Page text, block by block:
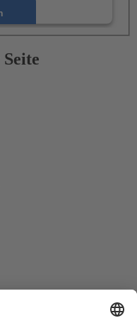
Management